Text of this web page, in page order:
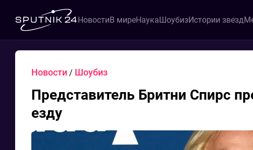
НовостиВ миреНаукаШоубизИстории звезд
Новости / Шоубиз
Представитель Бритни Спирc
езду